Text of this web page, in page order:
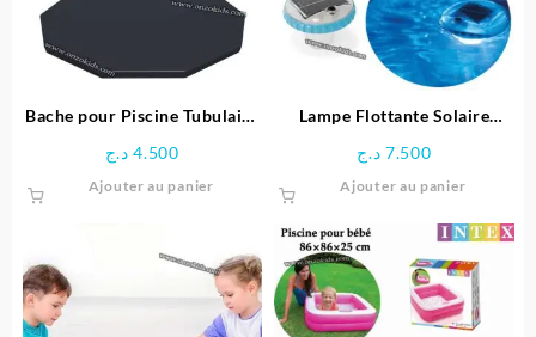
être
choisies
sur
page
Bache pour Piscine Tubulaire
4.500 د.ج
Ajouter au panier
Lampe Flottante Solaire
Intex
7.500 د.ج
Ajouter au panier